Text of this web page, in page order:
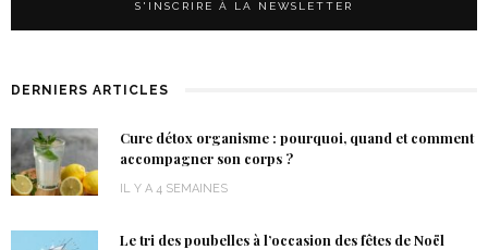
DERNIERS ARTICLES
Cure détox organisme : pourquoi, quand et comment
accompagner son corps ?
IL Y A 4 SEMAINES
Le tri des poubelles à l’occasion des fêtes de Noël